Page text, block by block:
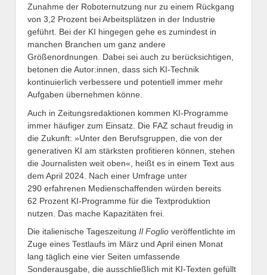
Zunahme der Roboternutzung nur zu einem Rückgang
von 3,2 Prozent bei Arbeitsplätzen in der Industrie
geführt. Bei der KI hingegen gehe es zumindest in
manchen Branchen um ganz andere
Größenordnungen. Dabei sei auch zu berücksichtigen,
betonen die Autor:in­nen, dass sich KI-Technik
kontinuierlich verbessere und potentiell immer mehr
Aufgaben übernehmen könne.
Auch in Zeitungsredaktionen kommen KI-Programme
immer häufiger zum Einsatz. Die FAZ schaut freudig in
die Zukunft: »Unter den Berufsgruppen, die von der
generativen KI am stärksten profitieren können, stehen
die Journalisten weit oben«, heißt es in einem Text aus
dem April 2024. Nach einer Umfrage unter
290 erfahrenen Medienschaffenden würden bereits
62 Prozent KI-Programme für die Textproduktion
nutzen. Das mache Kapazitäten frei.
Die italienische Tageszeitung Il Foglio veröffentlichte im
Zuge eines Testlaufs im März und April einen Monat
lang täglich eine vier Seiten umfassende
Sonderausgabe, die ausschließlich mit KI-Texten gefüllt